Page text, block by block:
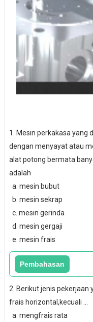
1. Mesin perkakasa yang
dengan menyayat atau
alat potong bermata
adalah
a. mesin bubut
b. mesin sekrap
c. mesin gerinda
d. mesin gergaji
e. mesin frais
2. Berikut jenis pekerjaan
frais horizontal,kecuali ...
a. mengfrais rata